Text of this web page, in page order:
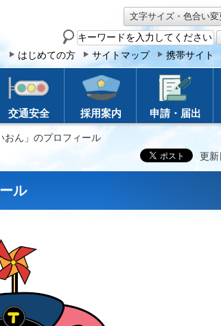
文字サイズ・色合い変
サ
イ
ト
はじめての方
サイトマップ 携帯サイト
交通安全 採用案内 申請・届出
おん」のプロフィール
更新
ル